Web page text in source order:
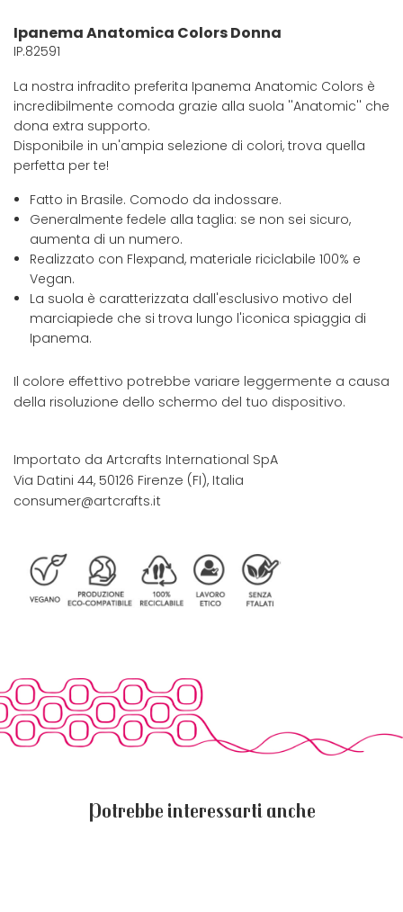
Ipanema Anatomica Colors Donna
IP.82591
La nostra infradito preferita Ipanema Anatomic Colors è
incredibilmente comoda grazie alla suola ''Anatomic'' che
dona extra supporto.
Disponibile in un'ampia selezione di colori, trova quella
perfetta per te!
Fatto in Brasile. Comodo da indossare.
Generalmente fedele alla taglia: se non sei sicuro,
aumenta di un numero.
Realizzato con Flexpand, materiale riciclabile 100% e
Vegan.
La suola è caratterizzata dall'esclusivo motivo del
marciapiede che si trova lungo l'iconica spiaggia di
Ipanema.
Il colore effettivo potrebbe variare leggermente a causa
della risoluzione dello schermo del tuo dispositivo.
Importato da Artcrafts International SpA
Via Datini 44, 50126 Firenze (FI), Italia
consumer@artcrafts.it
Potrebbe interessarti anche